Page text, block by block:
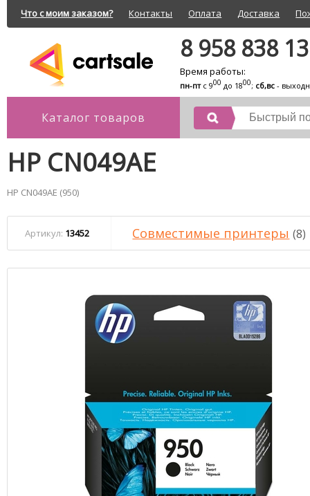
Что с моим заказом? Контакты Оплата Доставка
8 958 838
Время работы:
пн-птс 900 до 1800; сб,вс -
Каталог товаров
HP CN049AE
HP CN049AE (950)
Артикул: 13452 Совместимые принтеры (8)